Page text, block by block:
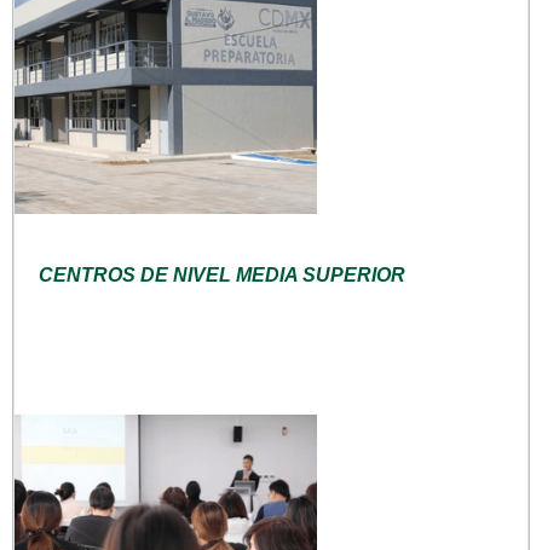
CENTROS DE NIVEL MEDIA SUPERIOR